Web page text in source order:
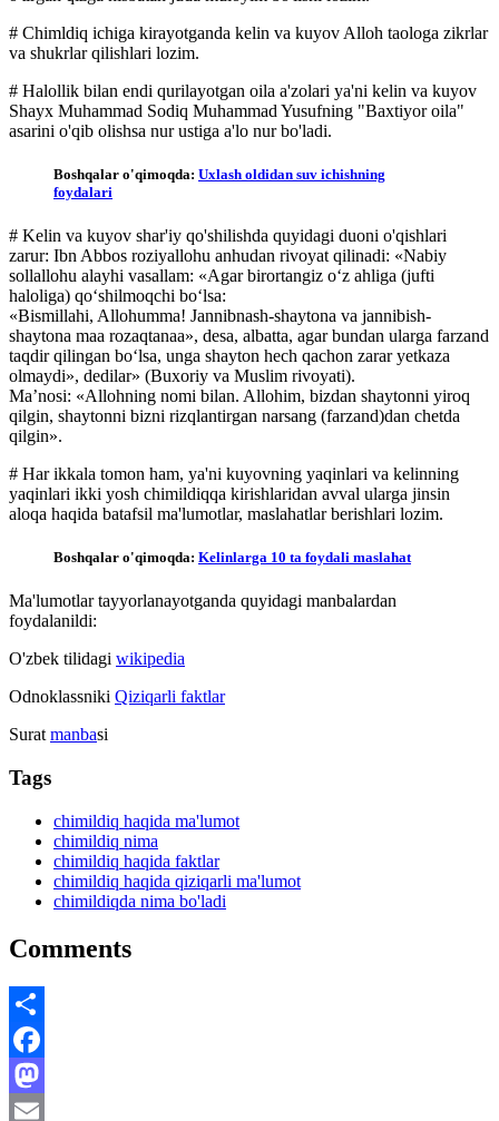
# Chimldiq ichiga kirayotganda kelin va kuyov Alloh taologa zikrlar
va shukrlar qilishlari lozim.
# Halollik bilan endi qurilayotgan oila a'zolari ya'ni kelin va kuyov
Shayx Muhammad Sodiq Muhammad Yusufning "Baxtiyor oila"
asarini o'qib olishsa nur ustiga a'lo nur bo'ladi.
Boshqalar o'qimoqda: Uxlash oldidan suv ichishning
foydalari
# Kelin va kuyov shar'iy qo'shilishda quyidagi duoni o'qishlari
zarur: Ibn Abbos roziyallohu anhudan rivoyat qilinadi: «Nabiy
sollallohu alayhi vasallam: «Agar birortangiz o‘z ahliga (jufti
haloliga) qo‘shilmoqchi bo‘lsa:
«Bismillahi, Allohumma! Jannibnash-shaytona va jannibish-
shaytona maa rozaqtanaa», desa, albatta, agar bundan ularga farzand
taqdir qilingan bo‘lsa, unga shayton hech qachon zarar yetkaza
olmaydi», dedilar» (Buxoriy va Muslim rivoyati).
Ma’nosi: «Allohning nomi bilan. Allohim, bizdan shaytonni yiroq
qilgin, shaytonni bizni rizqlantirgan narsang (farzand)dan chetda
qilgin».
# Har ikkala tomon ham, ya'ni kuyovning yaqinlari va kelinning
yaqinlari ikki yosh chimildiqqa kirishlaridan avval ularga jinsin
aloqa haqida batafsil ma'lumotlar, maslahatlar berishlari lozim.
Boshqalar o'qimoqda: Kelinlarga 10 ta foydali maslahat
Ma'lumotlar tayyorlanayotganda quyidagi manbalardan
foydalanildi:
O'zbek tilidagi wikipedia
Odnoklassniki Qiziqarli faktlar
Surat manbasi
Tags
chimildiq haqida ma'lumot
chimildiq nima
chimildiq haqida faktlar
chimildiq haqida qiziqarli ma'lumot
chimildiqda nima bo'ladi
Comments
Share
Facebook
Mastodon